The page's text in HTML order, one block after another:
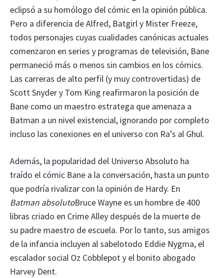
eclipsó a su homólogo del cómic en la opinión pública.
Pero a diferencia de Alfred, Batgirl y Mister Freeze,
todos personajes cuyas cualidades canónicas actuales
comenzaron en series y programas de televisión, Bane
permaneció más o menos sin cambios en los cómics.
Las carreras de alto perfil (y muy controvertidas) de
Scott Snyder y Tom King reafirmaron la posición de
Bane como un maestro estratega que amenaza a
Batman a un nivel existencial, ignorando por completo
incluso las conexiones en el universo con Ra’s al Ghul.
Además, la popularidad del Universo Absoluto ha
traído el cómic Bane a la conversación, hasta un punto
que podría rivalizar con la opinión de Hardy. En
Batman absolutoBruce Wayne es un hombre de 400
libras criado en Crime Alley después de la muerte de
su padre maestro de escuela. Por lo tanto, sus amigos
de la infancia incluyen al sabelotodo Eddie Nygma, el
escalador social Oz Cobblepot y el bonito abogado
Harvey Dent.